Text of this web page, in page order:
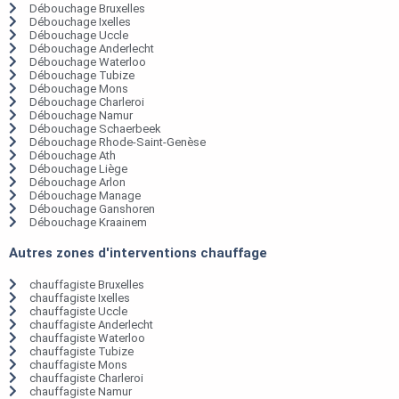
Débouchage Bruxelles
Débouchage Ixelles
Débouchage Uccle
Débouchage Anderlecht
Débouchage Waterloo
Débouchage Tubize
Débouchage Mons
Débouchage Charleroi
Débouchage Namur
Débouchage Schaerbeek
Débouchage Rhode-Saint-Genèse
Débouchage Ath
Débouchage Liège
Débouchage Arlon
Débouchage Manage
Débouchage Ganshoren
Débouchage Kraainem
Autres zones d'interventions chauffage
chauffagiste Bruxelles
chauffagiste Ixelles
chauffagiste Uccle
chauffagiste Anderlecht
chauffagiste Waterloo
chauffagiste Tubize
chauffagiste Mons
chauffagiste Charleroi
chauffagiste Namur